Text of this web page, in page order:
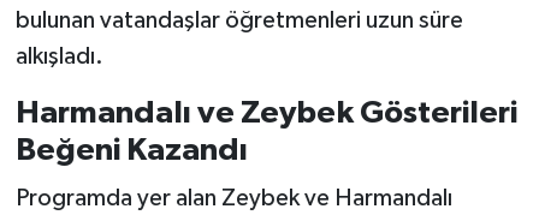
bulunan vatandaşlar öğretmenleri uzun süre
alkışladı.
Harmandalı ve Zeybek Gösterileri
Beğeni Kazandı
Programda yer alan Zeybek ve Harmandalı
KİM KİMDİR
ÇEK GÖNDER
KİTAP